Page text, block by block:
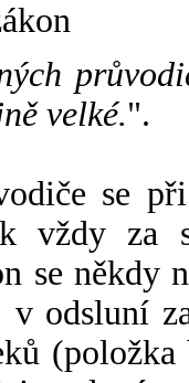
velké.".
se
vždy za
se někdy
odsluní